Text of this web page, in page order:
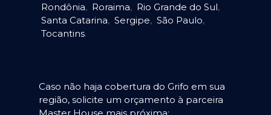
Rondônia, Roraima, Rio Grande do Sul,
Santa Catarina, Sergipe, São Paulo,
Tocantins.
Caso não haja cobertura do Grifo em sua
região, solicite um orçamento à parceira
Master House mais próxima: